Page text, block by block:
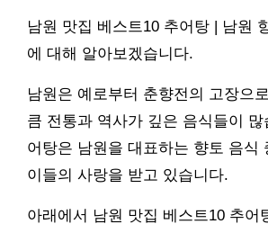
남원 맛집 베스트10 추어탕 | 남원
에 대해 알아보겠습니다.
남원은 예로부터 춘향전의 고장으
큼 전통과 역사가 깊은 음식들이
어탕은 남원을 대표하는 향토 음식
이들의 사랑을 받고 있습니다.
아래에서 남원 맛집 베스트10 추어